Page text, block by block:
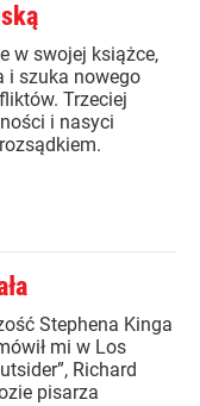
w swojej książce,
i szuka nowego
Trzeciej
i nasyci
Stephena Kinga
mi w Los
Richard
pisarza